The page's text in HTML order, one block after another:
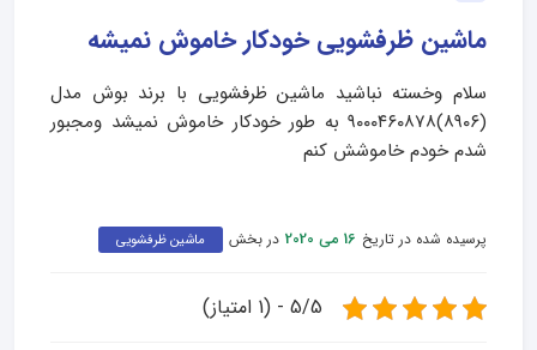
ماشین ظرفشویی خودکار خاموش نمیشه
سلام وخسته نباشید ماشین ظرفشویی با برند بوش مدل
(۸۹۰۶)۹۰۰۰۴۶۰۸۷۸ به طور خودکار خاموش نمیشد ومجبور
شدم خودم خاموشش کنم
پرسیده شده در تاریخ 16 می 2020 در بخش ماشین ظرفشویی
5/5 - (1 امتیاز)